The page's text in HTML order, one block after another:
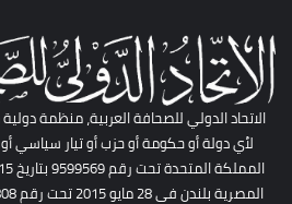
الاتحاد الدولي للصحافة العربية، منظمة
لأي دولة أو حكومة أو حزب أو تيار